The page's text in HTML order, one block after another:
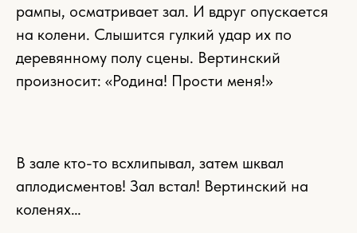
рампы, осматривает зал. И вдруг опускается
на колени. Слышится гулкий удар их по
деревянному полу сцены. Вертинский
произносит: «Родина! Прости меня!»
В зале кто-то всхлипывал, затем шквал
аплодисментов! Зал встал! Вертинский на
коленях…